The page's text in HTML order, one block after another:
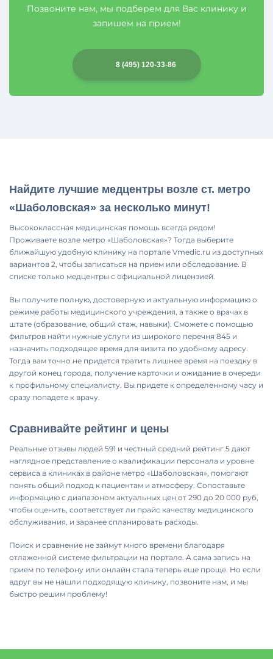
Позвоните нам, мы подберем для Вас клинику и
запишем на прием!
8 (495) 120-33-86
Найдите лучшие медцентры возле ст. метро
«Шаболовская» за несколько минут!
Высококлассная медицинская помощь всегда рядом!
Проживаете возле метро «Шаболовская»? Тогда выберите
ближайшую удобную клинику на портале Vmedic.ru из доступных
вариантов 2, чтобы записаться на прием или обследование. В
списке только медцентры с официальной лицензией.
Вы получите полную, достоверную и актуальную информацию о
режиме работы медицинского учреждения, а также о врачах в
штате (образование, общий стаж, навыки). Сможете с помощью
фильтров найти нужные услуги из широкого перечня 845 и
назначить подходящее время для визита по удобному адресу.
Тогда вам точно не придется тратить лишнее время на поездку в
другой конец города, получение карточки и ожидание в очереди
к профильному специалисту. Вы придете к определенному часу и
сразу попадете к врачу.
Сравнивайте рейтинг и цены
Реальные отзывы людей 591 и честный средний рейтинг 5 дают
наглядное представление о квалификации персонала и уровне
сервиса в клиниках в районе метро «Шаболовская», помогают
понять общий подход к пациентам и атмосферу. Сопоставьте
информацию с диапазоном актуальных цен от 290 до 20 000 руб,
чтобы оценить, соответствует ли прайс качеству медицинского
обслуживания, и заранее спланировать расходы.
Поиск и сравнение не займут много времени благодаря
отлаженной системе фильтрации на портале. А сама запись на
прием по телефону или онлайн стала теперь еще проще. Но если
вдруг вы не нашли подходящую клинику, позвоните нам, и мы
быстро решим проблему!